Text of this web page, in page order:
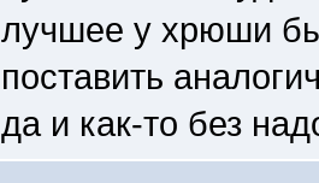
лучшее у хрюши
поставить
да и как-то без